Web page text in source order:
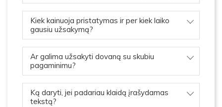
Kiek kainuoja pristatymas ir per kiek laiko
gausiu užsakymą?
Ar galima užsakyti dovaną su skubiu
pagaminimu?
Ką daryti, jei padariau klaidą įrašydamas
tekstą?